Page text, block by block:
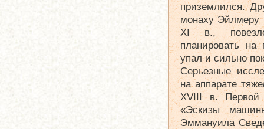
приземлился.
монаху
XI в.,
планировать на
упал и сильно
Серьезные
на аппарате
XVIII в.
«Эскизы
Эммануила